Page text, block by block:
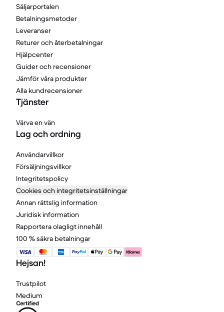
Säljarportalen
Betalningsmetoder
Leveranser
Returer och återbetalningar
Hjälpcenter
Guider och recensioner
Jämför våra produkter
Alla kundrecensioner
Tjänster
Värva en vän
Lag och ordning
Användarvillkor
Försäljningsvillkor
Integritetspolicy
Cookies och integritetsinställningar
Annan rättslig information
Juridisk information
Rapportera olagligt innehåll
100 % säkra betalningar
Hejsan!
Trustpilot
Medium